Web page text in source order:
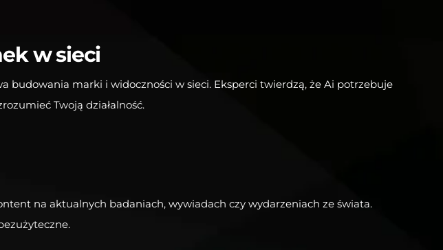
w sieci
budowania marki i widoczności w sieci. Eksperci twierdzą, że Ai potrzebuje
Twoją działalność.
na aktualnych badaniach, wywiadach czy wydarzeniach ze świata.